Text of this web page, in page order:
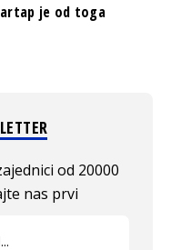
je od toga
od 20000
nas prvi